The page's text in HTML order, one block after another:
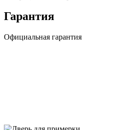
Гарантия
Официальная гарантия